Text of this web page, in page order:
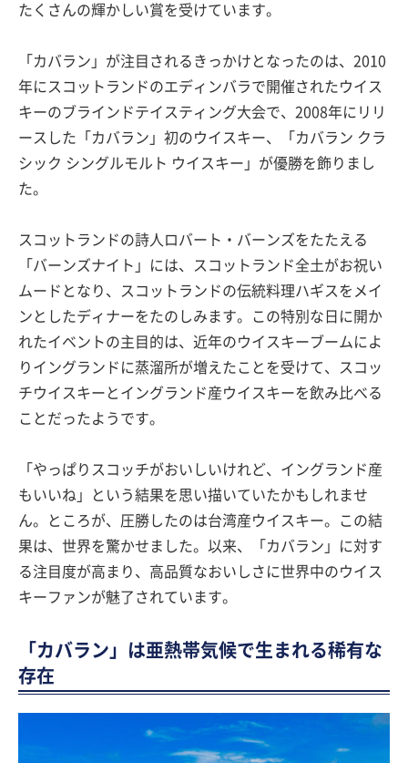
たくさんの輝かしい賞を受けています。
「カバラン」が注目されるきっかけとなったのは、2010
年にスコットランドのエディンバラで開催されたウイス
キーのブラインドテイスティング大会で、2008年にリリ
ースした「カバラン」初のウイスキー、「カバラン クラ
シック シングルモルト ウイスキー」が優勝を飾りまし
た。
スコットランドの詩人ロバート・バーンズをたたえる
「バーンズナイト」には、スコットランド全土がお祝い
ムードとなり、スコットランドの伝統料理ハギスをメイ
ンとしたディナーをたのしみます。この特別な日に開か
れたイベントの主目的は、近年のウイスキーブームによ
りイングランドに蒸溜所が増えたことを受けて、スコッ
チウイスキーとイングランド産ウイスキーを飲み比べる
ことだったようです。
「やっぱりスコッチがおいしいけれど、イングランド産
もいいね」という結果を思い描いていたかもしれませ
ん。ところが、圧勝したのは台湾産ウイスキー。この結
果は、世界を驚かせました。以来、「カバラン」に対す
る注目度が高まり、高品質なおいしさに世界中のウイス
キーファンが魅了されています。
「カバラン」は亜熱帯気候で生まれる稀有な
存在